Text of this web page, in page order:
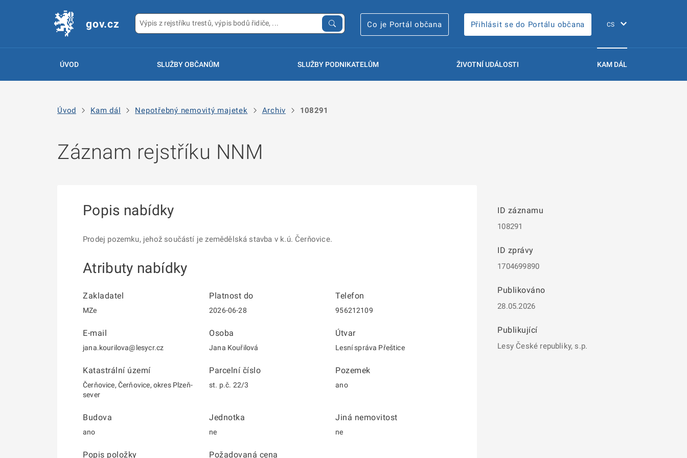
gov.cz Co je Portál občana Přihlásit se do Portálu občana
ÚVOD SLUŽBY OBČANŮM SLUŽBY PODNIKATELŮM ŽIVOTNÍ UDÁLOSTI KAM DÁL
Úvod Kam dál Nepotřebný nemovitý majetek Archiv 108291
Záznam rejstříku NNM
ID záznamu
108291
ID zprávy
1704699890
Publikováno
28.05.2026
Publikující
Lesy České republiky, s.p.
Popis nabídky
Prodej pozemku, jehož součástí je zemědělská stavba v k.ú. Čerňovice.
Atributy nabídky
Zakladatel
MZe
Platnost do
2026-06-28
Telefon
956212109
E-mail
jana.kourilova@lesycr.cz
Osoba
Jana Kouřilová
Útvar
Lesní správa Přeštice
Katastrální území
Čerňovice, Čerňovice, okres Plzeň-
sever
Parcelní číslo
st. p.č. 22/3
Pozemek
ano
Budova
ano
Jednotka
ne
Jiná nemovitost
ne
Popis položky Požadovaná cena